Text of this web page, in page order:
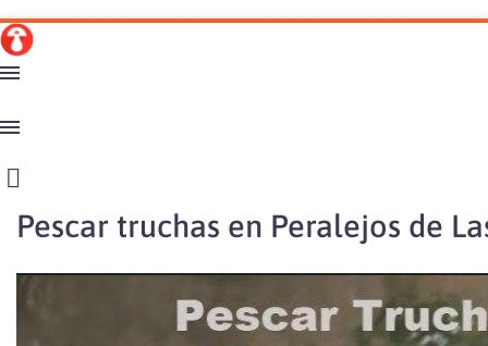
Pescar truchas en Peralejos de